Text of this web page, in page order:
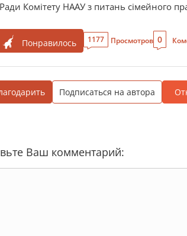
Комітету НААУ з питань сімейного
Понравилось 1177 Просмотров 0
Подписаться на автора
Ваш комментарий: